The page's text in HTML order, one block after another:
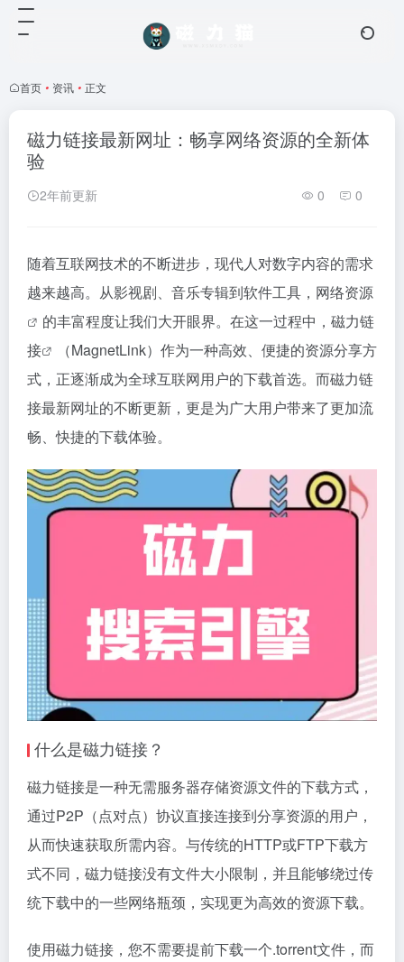
首页 • 资讯 • 正文
磁力链接最新网址：畅享网络资源的全新体
验
2年前更新 0 0
随着互联网技术的不断进步，现代人对数字内容的需求
越来越高。从影视剧、音乐专辑到软件工具，网络资源
的丰富程度让我们大开眼界。在这一过程中， 磁力链
接
（MagnetLink）作为一种高效、便捷的资源分享方
式，正逐渐成为全球互联网用户的下载首选。而磁力链
接最新网址的不断更新，更是为广大用户带来了更加流
畅、快捷的下载体验。
什么是磁力链接？
磁力链接是一种无需服务器存储资源文件的下载方式，
通过P2P（点对点）协议直接连接到分享资源的用户，
从而快速获取所需内容。与传统的HTTP或FTP下载方
式不同，磁力链接没有文件大小限制，并且能够绕过传
统下载中的一些网络瓶颈，实现更为高效的资源下载。
使用磁力链接，您不需要提前下载一个.torrent文件，而